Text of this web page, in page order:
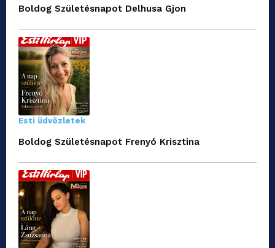
Boldog Születésnapot Delhusa Gjon
Esti üdvözletek
Boldog Születésnapot Frenyó Krisztina